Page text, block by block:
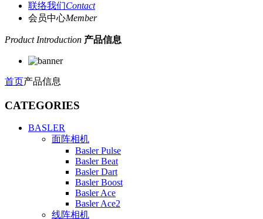
联络我们Contact
会员中心Member
Product Introduction 产品信息
首页产品信息
CATEGORIES
BASLER
面阵相机
Basler Pulse
Basler Beat
Basler Dart
Basler Boost
Basler Ace
Basler Ace2
线阵相机